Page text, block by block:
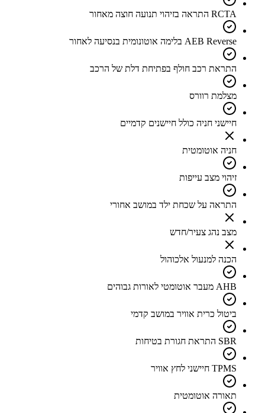
RCTA התראה בזיהוי תנועה חוצה מאחור
AEB Reverse בלימה אוטונומית בנסיעה לאחור
התראת רכב חולף בפתיחת דלת של הרכב
מצלמת רוורס
חיישני חניה כולל חיישנים קדמיים
חניה אוטומטית
זיהוי מצב עייפות
התראה על שכחת ילד במושב אחורי
מצב נהג צעיר/חדש
הכנה למנעול אלכוהול
AHB מעבר אוטומטי לאורות גבוהים
ביטול כרית אוויר במושב קדמי
SBR התראת חגורת בטיחות
TPMS חיישני לחץ אוויר
תאורה אוטומטית